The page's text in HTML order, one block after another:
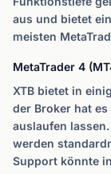
aus und bietet
meisten
MetaTrader 4
XTB bietet in
der Broker hat
auslaufen
werden
Support könnte